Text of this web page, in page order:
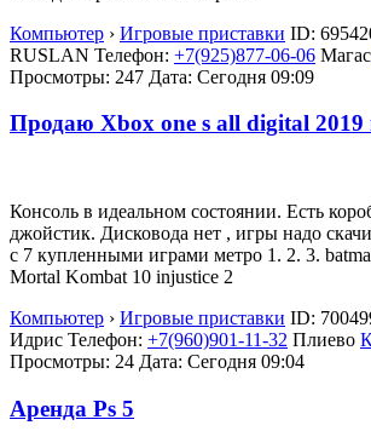
Компьютер › Игровые приставки ID:
RUSLAN Телефон: +7(925)877-06-06 Магас
Просмотры: 247 Дата: Сегодня 09:09
Продаю Xbox one s all digital 2019
Консоль в идеальном состоянии. Есть
джойстик. Дисковода нет , игры надо
с 7 купленными играми метро 1. 2. 3.
Mortal Kombat 10 injustice 2
Компьютер › Игровые приставки ID:
Идрис Телефон: +7(960)901-11-32 Плиево
Просмотры: 24 Дата: Сегодня 09:04
Аренда Ps 5